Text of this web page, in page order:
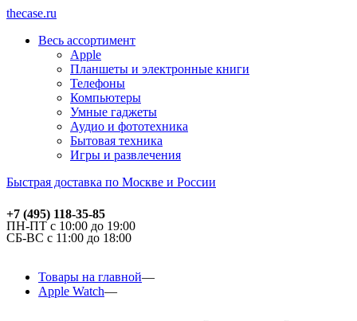
thecase.ru
Весь ассортимент
Apple
Планшеты и электронные книги
Телефоны
Компьютеры
Умные гаджеты
Аудио и фототехника
Бытовая техника
Игры и развлечения
Быстрая доставка по Москве и России
+7 (495) 118-35-85
ПН-ПТ с 10:00 до 19:00
СБ-ВС с 11:00 до 18:00
Товары на главной
Apple Watch